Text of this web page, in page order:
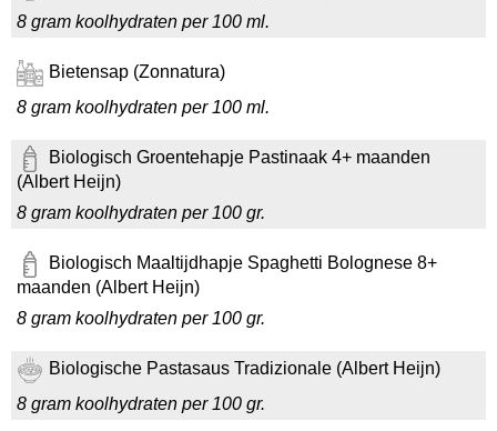
8 gram koolhydraten per 100 ml.
Bietensap (Zonnatura)
8 gram koolhydraten per 100 ml.
Biologisch Groentehapje Pastinaak 4+ maanden
(Albert Heijn)
8 gram koolhydraten per 100 gr.
Biologisch Maaltijdhapje Spaghetti Bolognese 8+
maanden (Albert Heijn)
8 gram koolhydraten per 100 gr.
Biologische Pastasaus Tradizionale (Albert Heijn)
8 gram koolhydraten per 100 gr.